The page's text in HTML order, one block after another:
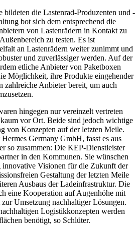
bildeten die Lastenrad-Produzenten und -
bot sich dem entsprechend die
von Lastenrädern in Kontakt zu
zu testen. Es ist
an Lastenrädern weiter zunimmt und
und zuverlässiger werden. Auf der
etliche Anbieter von Paketboxen
Möglichkeit, ihre Produkte eingehender
zahlreiche Anbieter bereit, um auch
hingegen nur vereinzelt vertreten
vor Ort. Beide sind jedoch wichtige
von Konzepten auf der letzten Meile.
Germany GmbH, fasst es aus
so zusammen: Die KEP-Dienstleister
in den Kommunen. Sie wünschen
innovative Visionen für die Zukunft der
Gestaltung der letzten Meile
Ausbaus der Ladeinfrastruktur. Die
eine Kooperation auf Augenhöhe mit
Umsetzung nachhaltiger Lösungen.
Logistikkonzepten werden
benötigt, so Schlüter.